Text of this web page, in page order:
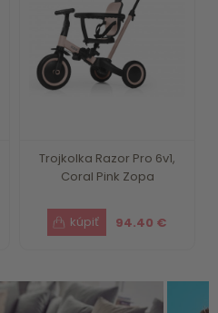
Trojkolka Razor Pro 6v1,
Coral Pink Zopa
94.40 €